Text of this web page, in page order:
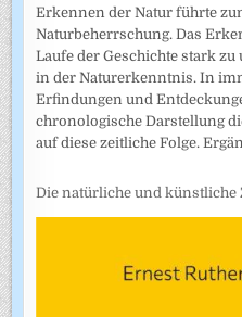
Erkennen der Natur führte
Naturbeherrschung. Das
Laufe der Geschichte stark
in der Naturerkenntnis. In
Erfindungen und
chronologische Darstellung
auf diese zeitliche Folge.
Die natürliche und künstliche